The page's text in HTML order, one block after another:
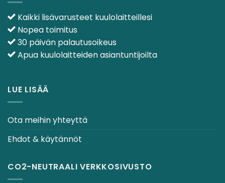
Kaikki lisävarusteet kuulolaitteillesi
Nopea toimitus
30 päivän palautusoikeus
Apua kuulolaitteiden asiantuntijoilta
LUE LISÄÄ
Ota meihin yhteyttä
Ehdot & käytännöt
CO2-NEUTRAALI VERKKOSIVUSTO